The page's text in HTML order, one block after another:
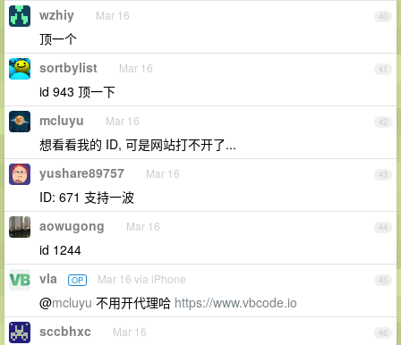
40
wzhiy Mar 16
顶一个
41
sortbylist Mar 16
id 943 顶一下
42
mcluyu Mar 16
想看看我的 ID, 可是网站打不开了...
43
yushare89757 Mar 16
ID: 671 支持一波
44
aowugong Mar 16
id 1244
45
vla OP Mar 16 via iPhone
@mcluyu 不用开代理哈 https://www.vbcode.io
46
sccbhxc Mar 16